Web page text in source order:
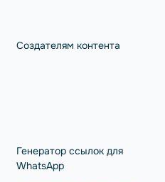
Создателям контента
Генератор ссылок для
WhatsApp